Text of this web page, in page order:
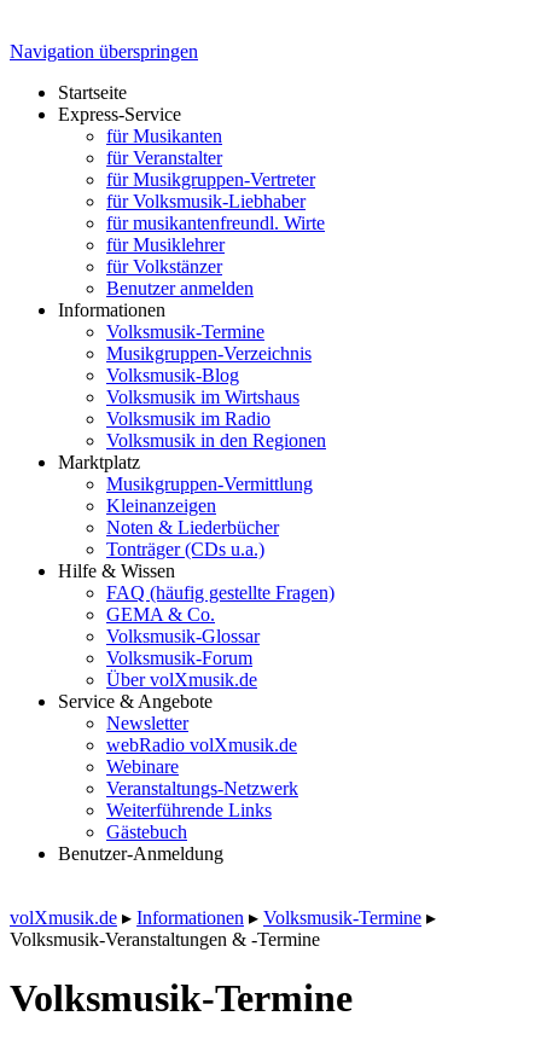
Navigation überspringen
Startseite
Express-Service
für Musikanten
für Veranstalter
für Musikgruppen-Vertreter
für Volksmusik-Liebhaber
für musikantenfreundl. Wirte
für Musiklehrer
für Volkstänzer
Benutzer anmelden
Informationen
Volksmusik-Termine
Musikgruppen-Verzeichnis
Volksmusik-Blog
Volksmusik im Wirtshaus
Volksmusik im Radio
Volksmusik in den Regionen
Marktplatz
Musikgruppen-Vermittlung
Kleinanzeigen
Noten & Liederbücher
Tonträger (CDs u.a.)
Hilfe & Wissen
FAQ (häufig gestellte Fragen)
GEMA & Co.
Volksmusik-Glossar
Volksmusik-Forum
Über volXmusik.de
Service & Angebote
Newsletter
webRadio volXmusik.de
Webinare
Veranstaltungs-Netzwerk
Weiterführende Links
Gästebuch
Benutzer-Anmeldung
volXmusik.de ▸ Informationen ▸ Volksmusik-Termine ▸
Volksmusik-Veranstaltungen & -Termine
Volksmusik-Termine